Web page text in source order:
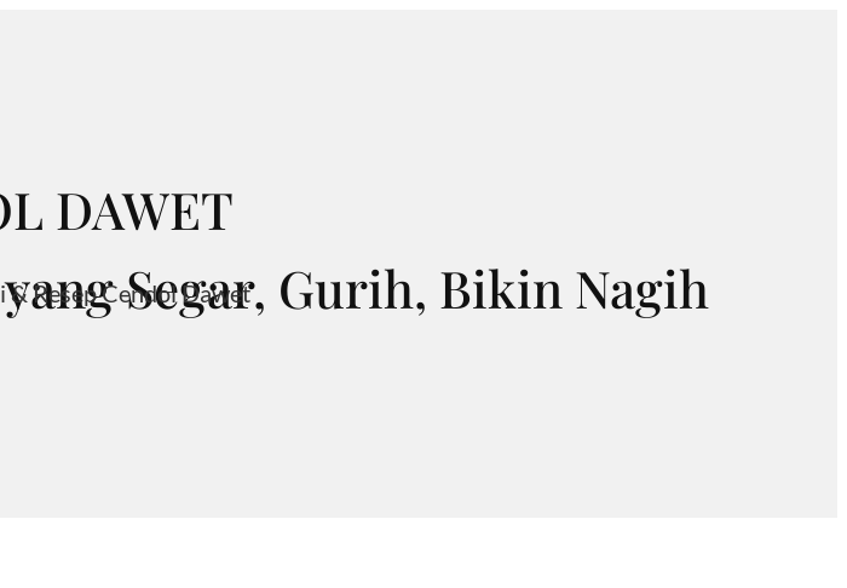
DAWET
Resep Cendol DawetSegar, Gurih, Bikin Nagih